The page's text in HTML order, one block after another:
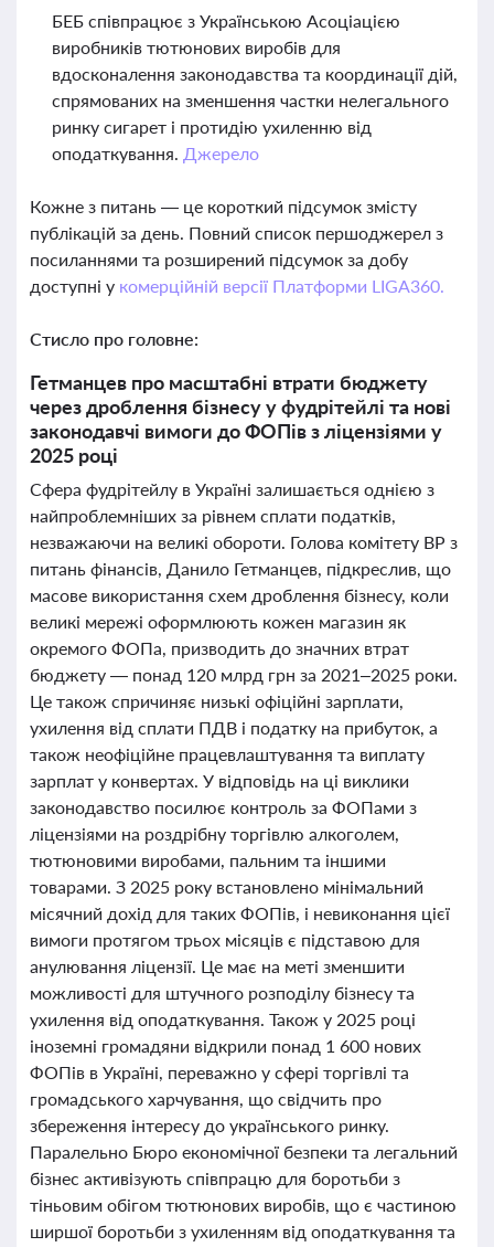
БЕБ співпрацює з Українською Асоціацією
виробників тютюнових виробів для
вдосконалення законодавства та координації дій,
спрямованих на зменшення частки нелегального
ринку сигарет і протидію ухиленню від
оподаткування. Джерело
Кожне з питань — це короткий підсумок змісту
публікацій за день. Повний список першоджерел з
посиланнями та розширений підсумок за добу
доступні у комерційній версії Платформи LIGA360.
Стисло про головне:
Гетманцев про масштабні втрати бюджету
через дроблення бізнесу у фудрітейлі та нові
законодавчі вимоги до ФОПів з ліцензіями у
2025 році
Сфера фудрітейлу в Україні залишається однією з
найпроблемніших за рівнем сплати податків,
незважаючи на великі обороти. Голова комітету ВР з
питань фінансів, Данило Гетманцев, підкреслив, що
масове використання схем дроблення бізнесу, коли
великі мережі оформлюють кожен магазин як
окремого ФОПа, призводить до значних втрат
бюджету — понад 120 млрд грн за 2021–2025 роки.
Це також спричиняє низькі офіційні зарплати,
ухилення від сплати ПДВ і податку на прибуток, а
також неофіційне працевлаштування та виплату
зарплат у конвертах. У відповідь на ці виклики
законодавство посилює контроль за ФОПами з
ліцензіями на роздрібну торгівлю алкоголем,
тютюновими виробами, пальним та іншими
товарами. З 2025 року встановлено мінімальний
місячний дохід для таких ФОПів, і невиконання цієї
вимоги протягом трьох місяців є підставою для
анулювання ліцензії. Це має на меті зменшити
можливості для штучного розподілу бізнесу та
ухилення від оподаткування. Також у 2025 році
іноземні громадяни відкрили понад 1 600 нових
ФОПів в Україні, переважно у сфері торгівлі та
громадського харчування, що свідчить про
збереження інтересу до українського ринку.
Паралельно Бюро економічної безпеки та легальний
бізнес активізують співпрацю для боротьби з
тіньовим обігом тютюнових виробів, що є частиною
ширшої боротьби з ухиленням від оподаткування та